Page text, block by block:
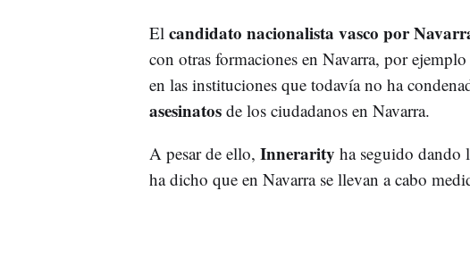
El candidato nacionalista vasco por
con otras formaciones en Navarra, por ejemplo
en las instituciones que todavía no ha
asesinatosde los ciudadanos en Navarra.
A pesar de ello, Innerarity ha seguido dando
ha dicho que en Navarra se llevan a cabo